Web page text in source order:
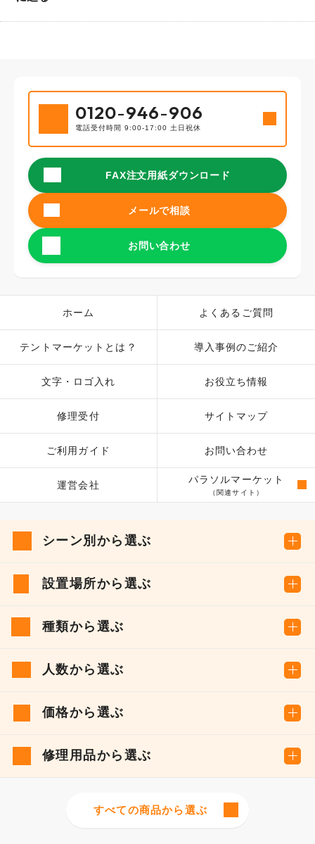
0120-946-906
電話受付時間 9:00-17:00 土日祝休
FAX注文用紙ダウンロード
メールで相談
お問い合わせ
ホーム
テントマーケットとは？
文字・ロゴ入れ
修理受付
ご利用ガイド
運営会社
よくあるご質問
導入事例のご紹介
お役立ち情報
サイトマップ
お問い合わせ
パラソルマーケット
（関連サイト）
シーン別から選ぶ
設置場所から選ぶ
種類から選ぶ
人数から選ぶ
価格から選ぶ
修理用品から選ぶ
すべての商品から選ぶ